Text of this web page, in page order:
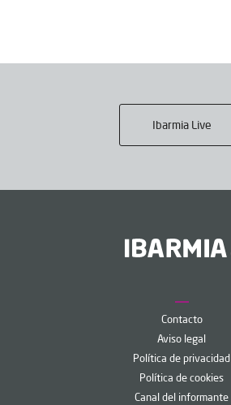
Ibarmia Live
Contacto
Aviso legal
Política de privacidad
Política de cookies
Canal del informante